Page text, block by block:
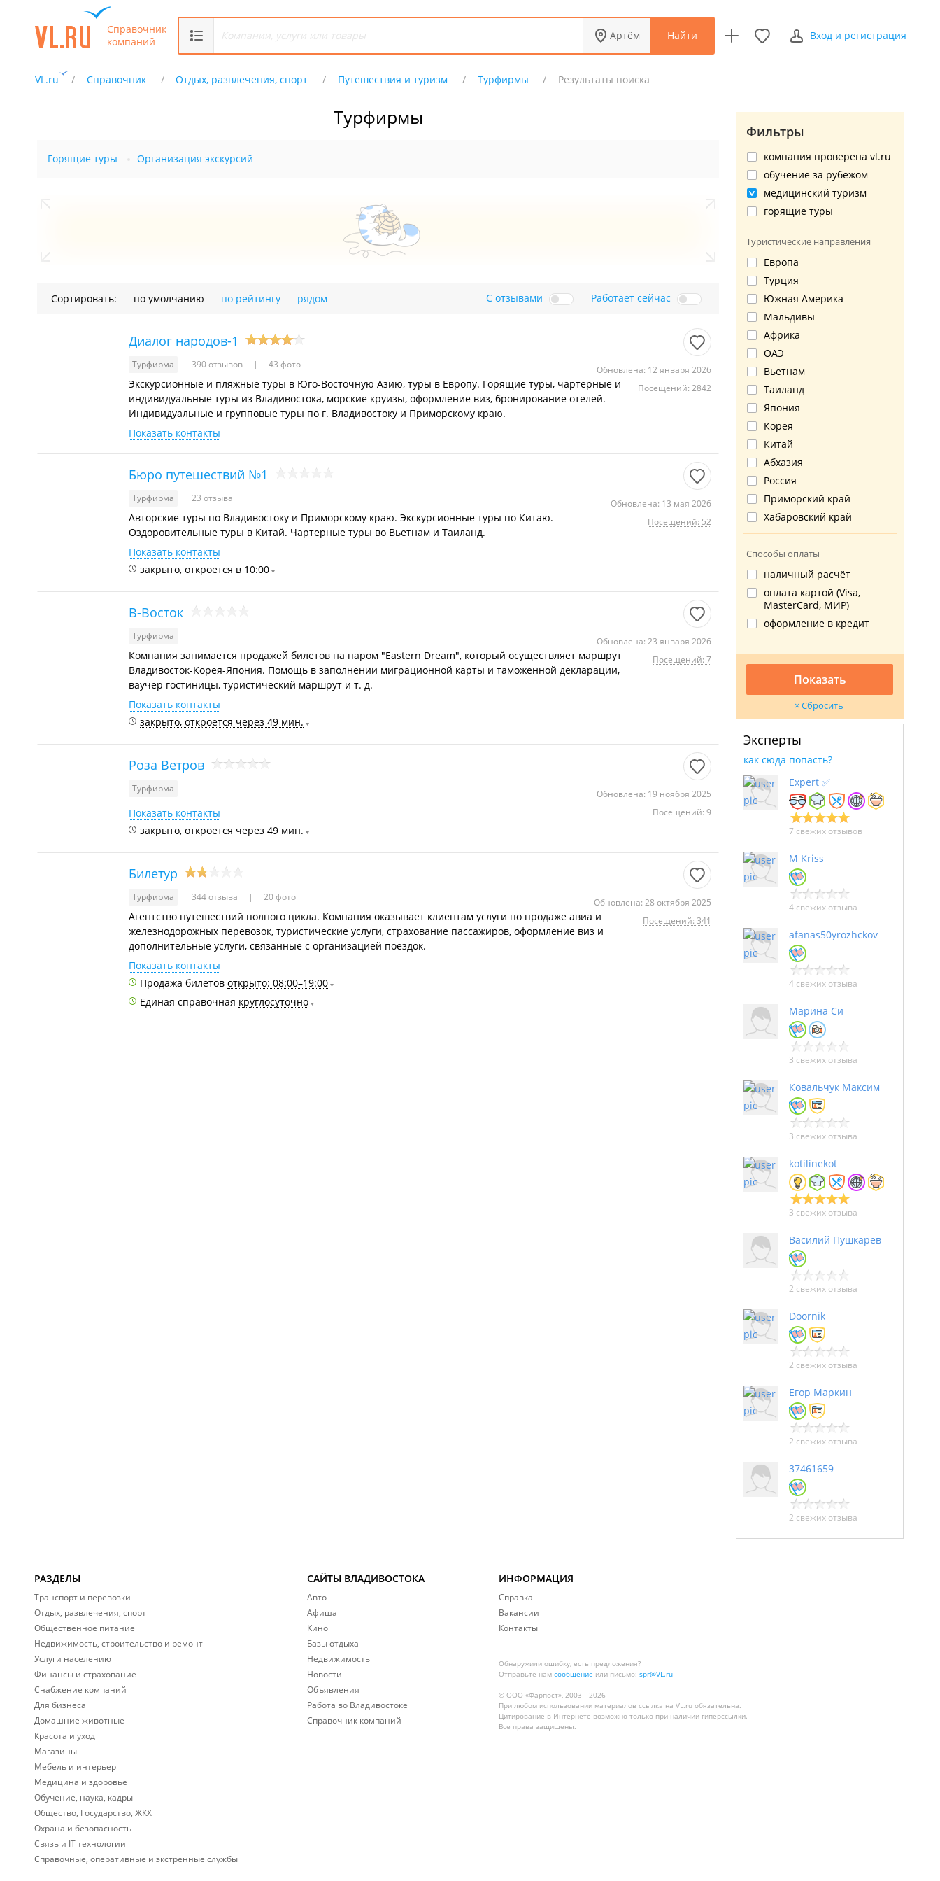
Справочник
компаний
Артём Найти Вход и регистрация
VL.ru Справочник Отдых, развлечения, спорт Путешествия и туризм Турфирмы Результаты поиска
Турфирмы
Горящие туры Организация экскурсий
Сортировать: по умолчанию по рейтингу рядом С отзывами Работает сейчас
Диалог народов-1
Турфирма 390 отзывов 43 фото
Обновлена: 12 января 2026
Посещений: 2842
Экскурсионные и пляжные туры в Юго-Восточную Азию, туры в Европу. Горящие туры, чартерные и
индивидуальные туры из Владивостока, морские круизы, оформление виз, бронирование отелей.
Индивидуальные и групповые туры по г. Владивостоку и Приморскому краю.
Показать контакты
Бюро путешествий №1
Турфирма 23 отзыва
Обновлена: 13 мая 2026
Посещений: 52
Авторские туры по Владивостоку и Приморскому краю. Экскурсионные туры по Китаю.
Оздоровительные туры в Китай. Чартерные туры во Вьетнам и Таиланд.
Показать контакты
закрыто, откроется в 10:00
В-Восток
Турфирма
Обновлена: 23 января 2026
Посещений: 7
Компания занимается продажей билетов на паром "Еastern Dream", который осуществляет маршрут
Владивосток-Корея-Япония. Помощь в заполнении миграционной карты и таможенной декларации,
ваучер гостиницы, туристический маршрут и т. д.
Показать контакты
закрыто, откроется через 49 мин.
Роза Ветров
Турфирма
Обновлена: 19 ноября 2025
Посещений: 9
Показать контакты
закрыто, откроется через 49 мин.
Билетур
Турфирма 344 отзыва 20 фото
Обновлена: 28 октября 2025
Посещений: 341
Агентство путешествий полного цикла. Компания оказывает клиентам услуги по продаже авиа и
железнодорожных перевозок, туристические услуги, страхование пассажиров, оформление виз и
дополнительные услуги, связанные с организацией поездок.
Показать контакты
Продажа билетов открыто: 08:00–19:00
Единая справочная круглосуточно
Фильтры
компания проверена vl.ru
обучение за рубежом
медицинский туризм
горящие туры
Туристические направления
Европа
Турция
Южная Америка
Мальдивы
Африка
ОАЭ
Вьетнам
Таиланд
Япония
Корея
Китай
Абхазия
Россия
Приморский край
Хабаровский край
Способы оплаты
наличный расчёт
оплата картой (Visa,
MasterCard, МИР)
оформление в кредит
Показать
Сбросить
Эксперты
как сюда попасть?
Expert ✅
7 свежих отзывов
M Kriss
4 свежих отзыва
afanas50yrozhckov
4 свежих отзыва
Марина Си
3 свежих отзыва
Ковальчук Максим
3 свежих отзыва
kotilinekot
3 свежих отзыва
Василий Пушкарев
2 свежих отзыва
Doornik
2 свежих отзыва
Егор Маркин
2 свежих отзыва
37461659
2 свежих отзыва
РАЗДЕЛЫ
Транспорт и перевозки
Отдых, развлечения, спорт
Общественное питание
Недвижимость, строительство и ремонт
Услуги населению
Финансы и страхование
Снабжение компаний
Для бизнеса
Домашние животные
Красота и уход
Магазины
Мебель и интерьер
Медицина и здоровье
Обучение, наука, кадры
Общество, Государство, ЖКХ
Охрана и безопасность
Связь и IT технологии
Справочные, оперативные и экстренные службы
САЙТЫ ВЛАДИВОСТОКА
Авто
Афиша
Кино
Базы отдыха
Недвижимость
Новости
Объявления
Работа во Владивостоке
Справочник компаний
ИНФОРМАЦИЯ
Справка
Вакансии
Контакты
Обнаружили ошибку, есть предложения?
Отправьте нам сообщение или письмо: spr@VL.ru
© ООО «Фарпост», 2003—2026
При любом использовании материалов ссылка на VL.ru обязательна.
Цитирование в Интернете возможно только при наличии гиперссылки.
Все права защищены.